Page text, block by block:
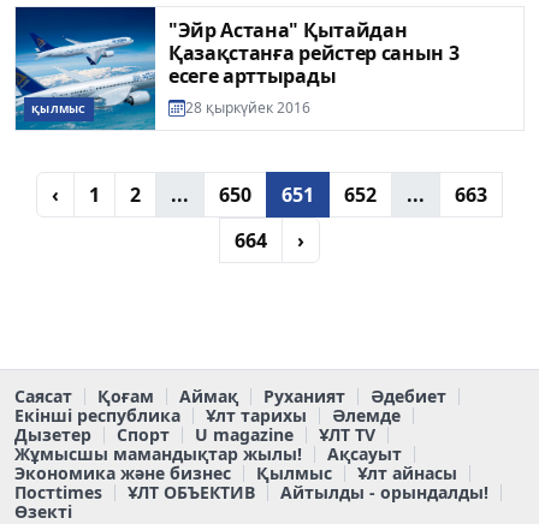
ҚЫЛМЫС
"Эйр Астана" Қытайдан
Қазақстанға рейстер санын 3
есеге арттырады
28 қыркүйек 2016
‹ 1 2 ... 650 651 652 ...
663
664
›
Саясат Қоғам Аймақ Руханият
Әдебиет
Екінші республика
Ұлт тарихы
Әлемде
Дызетер
Спорт U magazine
ҰЛТ TV
Жұмысшы мамандықтар жылы!
Ақсауыт
Экономика және бизнес
Қылмыс
Ұлт айнасы
Постtimes
ҰЛТ ОБЪЕКТИВ
Айтылды - орындалды!
Өзекті